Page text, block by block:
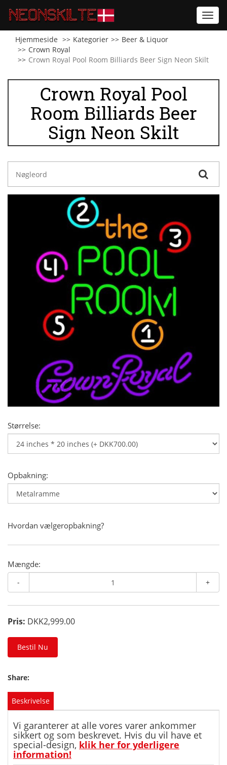
Hjemmeside
Kategorier
Beer & Liquor
Crown Royal
Crown Royal Pool Room Billiards Beer Sign Neon Skilt
Crown Royal Pool
Room Billiards Beer
Sign Neon Skilt
Størrelse:
Opbakning:
Hvordan vælgeropbakning?
Mængde:
- +
Pris: DKK2,999.00
Bestil Nu
Share:
Beskrivelse
Vi garanterer at alle vores varer ankommer
sikkert og som beskrevet. Hvis du vil have et
special-design, klik her for yderligere
information!